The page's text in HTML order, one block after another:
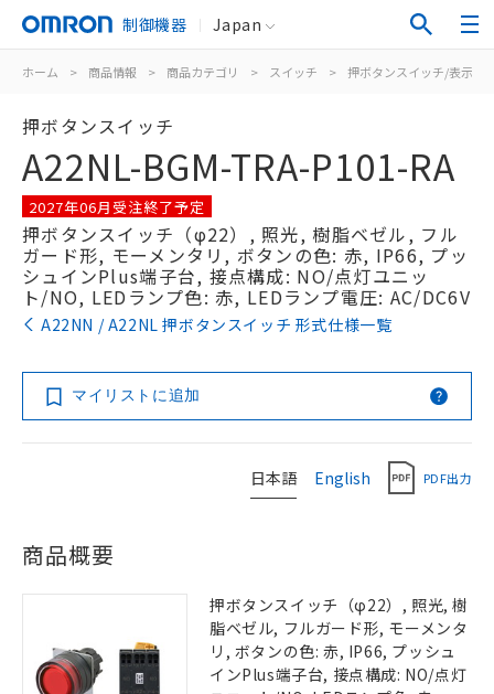
制御機器 Japan
ホーム > 商品情報 > 商品カテゴリ > スイッチ > 押ボタンスイッチ/表示灯
押ボタンスイッチ
A22NL-BGM-TRA-P101-RA
2027年06月受注終了予定
押ボタンスイッチ（φ22）, 照光, 樹脂ベゼル, フル
ガード形, モーメンタリ, ボタンの色: 赤, IP66, プッ
シュインPlus端子台, 接点構成: NO/点灯ユニッ
ト/NO, LEDランプ色: 赤, LEDランプ電圧: AC/DC6V
A22NN / A22NL 押ボタンスイッチ 形式仕様一覧
マイリストに追加
日本語 English PDF出力
商品概要
押ボタンスイッチ（φ22）, 照光, 樹
脂ベゼル, フルガード形, モーメンタ
リ, ボタンの色: 赤, IP66, プッシュ
インPlus端子台, 接点構成: NO/点灯